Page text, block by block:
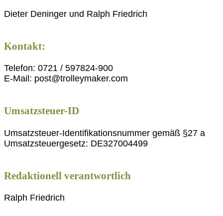
Dieter Deninger und Ralph Friedrich
Kontakt:
Telefon: 0721 / 597824-900
E-Mail: post@trolleymaker.com
Umsatzsteuer-ID
Umsatzsteuer-Identifikationsnummer gemäß §27 a
Umsatzsteuergesetz: DE327004499
Redaktionell verantwortlich
Ralph Friedrich